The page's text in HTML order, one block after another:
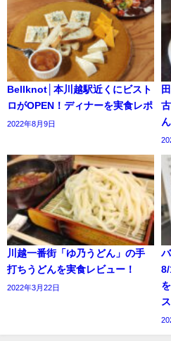
Bellknot│本川越駅近くにビスト
ロがOPEN！ディナーを実食レポ
2022年8月9日
ん
川越一番街「ゆ乃うどん」の手
打ちうどんを実食レビュー！
2022年3月22日
8/